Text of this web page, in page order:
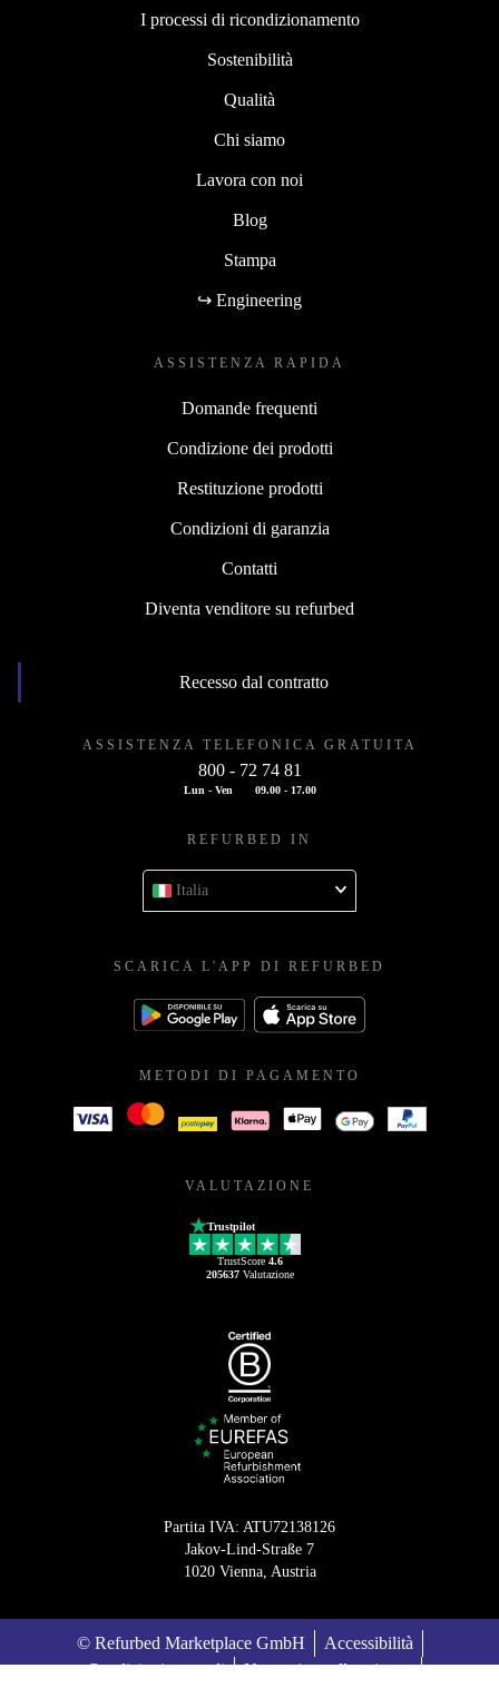
I processi di ricondizionamento
Sostenibilità
Qualità
Chi siamo
Lavora con noi
Blog
Stampa
↪ Engineering
ASSISTENZA RAPIDA
Domande frequenti
Condizione dei prodotti
Restituzione prodotti
Condizioni di garanzia
Contatti
Diventa venditore su refurbed
Recesso dal contratto
ASSISTENZA TELEFONICA GRATUITA
800 - 72 74 81
Lun - Ven 09.00 - 17.00
REFURBED IN
Italia
SCARICA L'APP DI REFURBED
METODI DI PAGAMENTO
VALUTAZIONE
Trustpilot
TrustScore 4.6
205637Valutazione
Partita IVA: ATU72138126
Jakov-Lind-Straße 7
1020 Vienna, Austria
© Refurbed Marketplace GmbH
Accessibilità
Condizioni generali
Normativa sulla privacy